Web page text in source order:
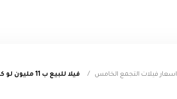
اسعار فيلات التجمع الخامس / فيلا للبيع ب 11 مليون لو كاش ب 5,500 مليون في التجمع الخامس